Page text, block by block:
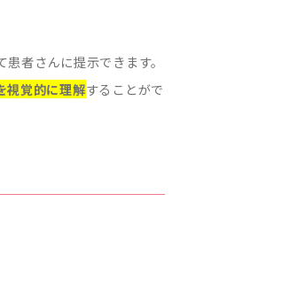
者さんに提示できます。
視覚的に理解することがで